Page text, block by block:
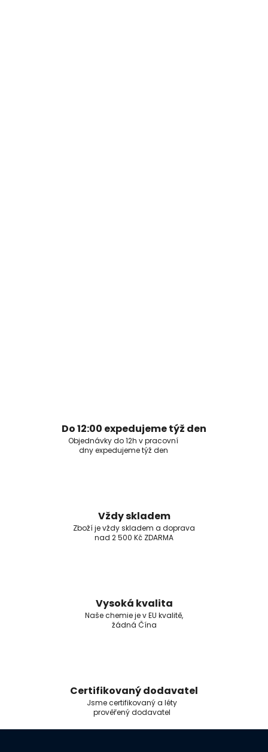
Do 12:00 expedujeme týž den
Objednávky do 12h v pracovní
dny expedujeme týž den
Vždy skladem
Zboží je vždy skladem a doprava
nad 2 500 Kč ZDARMA
Vysoká kvalita
Naše chemie je v EU kvalitě,
žádná Čína
Certifikovaný dodavatel
Jsme certifikovaný a léty
prověřený dodavatel